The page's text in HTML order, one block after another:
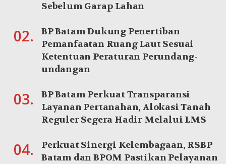
Sebelum Garap Lahan
02.
BP Batam Dukung Penertiban
Pemanfaatan Ruang Laut Sesuai
Ketentuan Peraturan Perundang-
undangan
03.
BP Batam Perkuat Transparansi
Layanan Pertanahan, Alokasi Tanah
Reguler Segera Hadir Melalui LMS
04.
Perkuat Sinergi Kelembagaan, RSBP
Batam dan BPOM Pastikan Pelayanan